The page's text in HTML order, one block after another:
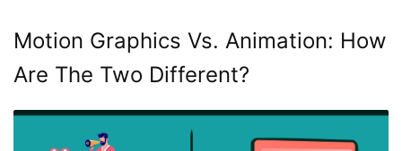
Motion Graphics Vs. Animation: How
Are The Two Different?